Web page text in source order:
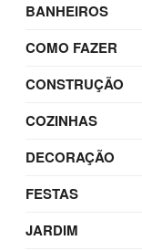
BANHEIROS
COMO FAZER
CONSTRUÇÃO
COZINHAS
DECORAÇÃO
FESTAS
JARDIM